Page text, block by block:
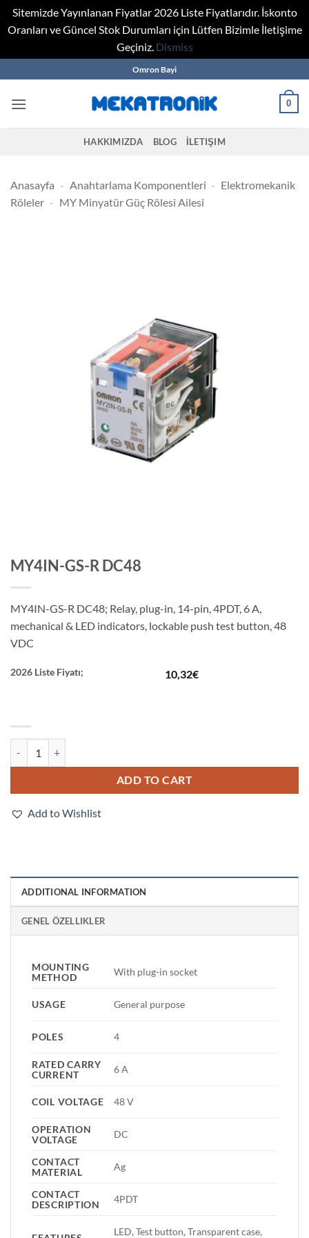
Sitemizde Yayınlanan Fiyatlar 2026 Liste Fiyatlarıdır. İskonto
Oranları ve Güncel Stok Durumları için Lütfen Bizimle İletişime
Geçiniz. Dismiss
to
content
Omron Bayi
0
HAKKIMIZDA BLOG İLETIŞIM
Anasayfa - Anahtarlama Komponentleri - Elektromekanik
Röleler - MY Minyatür Güç Rölesi Ailesi
MY4IN-GS-R DC48
MY4IN-GS-R DC48; Relay, plug-in, 14-pin, 4PDT, 6 A,
mechanical & LED indicators, lockable push test button, 48
VDC
2026 Liste Fiyatı; 10,32€
ADD TO CART
Add to Wishlist
ADDITIONAL INFORMATION
GENEL ÖZELLIKLER
MOUNTING
METHOD
With plug-in socket
USAGE General purpose
POLES 4
RATED CARRY
CURRENT
6 A
COIL VOLTAGE 48 V
OPERATION
VOLTAGE
DC
CONTACT
MATERIAL
Ag
CONTACT
DESCRIPTION
4PDT
LED, Test button, Transparent case,